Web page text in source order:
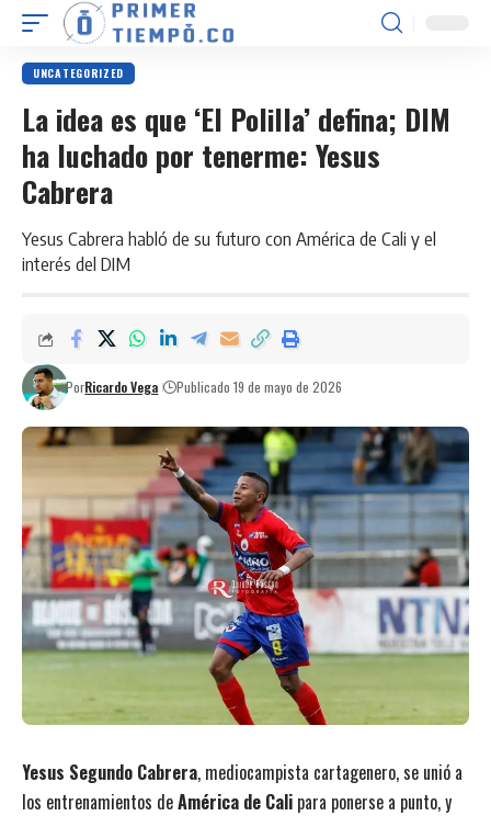
UNCATEGORIZED
La idea es que ‘El Polilla’ defina; DIM
ha luchado por tenerme: Yesus
Cabrera
Yesus Cabrera habló de su futuro con América de Cali y el
interés del DIM
PorRicardo Vega Publicado 19 de mayo de 2026
Yesus Segundo Cabrera, mediocampista cartagenero, se unió a
los entrenamientos deAmérica de Cali para ponerse a punto, y